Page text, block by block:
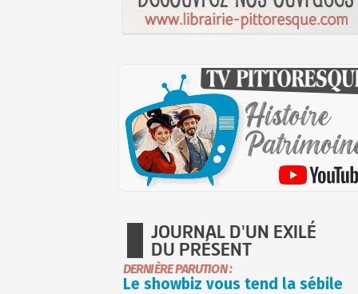
JOURNAL D'UN EXILÉ
DU PRÉSENT
DERNIÈRE PARUTION :
Le showbiz vous tend la sébile